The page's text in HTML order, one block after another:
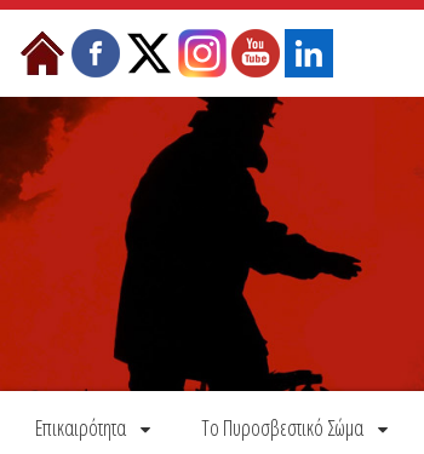
Skip to Content
Επικαιρότητα Το Πυροσβεστικό Σώμα